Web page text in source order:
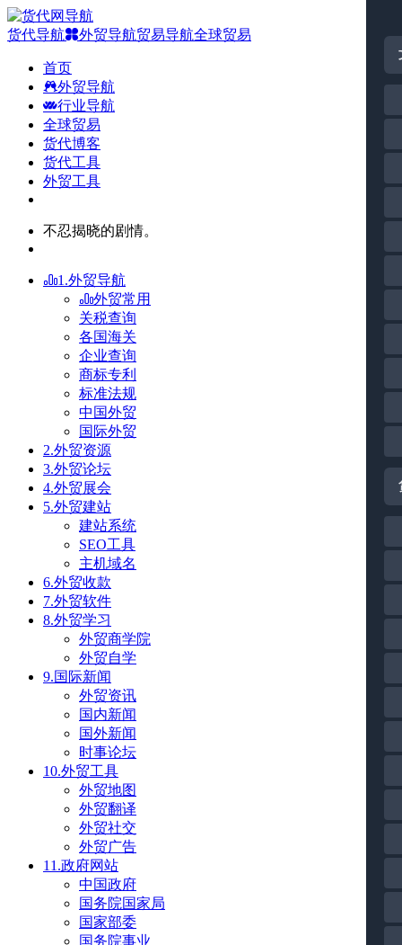
货代导航 外贸导航贸易导航全球贸易
首页
外贸导航
行业导航
全球贸易
货代博客
货代工具
外贸工具
不忍揭晓的剧情。
1.外贸导航
外贸常用
关税查询
各国海关
企业查询
商标专利
标准法规
中国外贸
国际外贸
2.外贸资源
3.外贸论坛
4.外贸展会
5.外贸建站
建站系统
SEO工具
主机域名
6.外贸收款
7.外贸软件
8.外贸学习
外贸商学院
外贸自学
9.国际新闻
外贸资讯
国内新闻
国外新闻
时事论坛
10.外贸工具
外贸地图
外贸翻译
外贸社交
外贸广告
11.政府网站
中国政府
国务院国家局
国家部委
国务院事业